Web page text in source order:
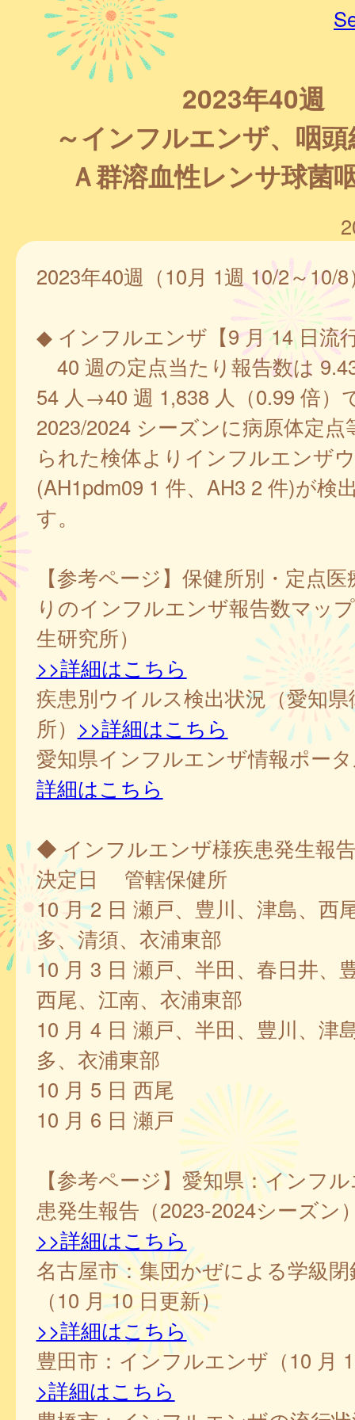
2023年40週
～インフルエンザ、咽
Ａ群溶血性レンサ球菌
2023年40週（10月 1週 10/2～10/8
◆ インフルエンザ【9 月 14 日流
40 週の定点当たり報告数は
54 人→40 週 1,838 人（0.99 倍）
2023/2024 シーズンに病原体定点
られた検体よりインフルエンザ
(AH1pdm09 1 件、AH3 2 件)が検
す。
【参考ページ】保健所別・定点
りのインフルエンザ報告数マッ
生研究所）
>>詳細はこちら
疾患別ウイルス検出状況（愛知県
所） >>詳細はこちら
愛知県インフルエンザ情報ポー
詳細はこちら
◆ インフルエンザ様疾患発生報
決定日 管轄保健所
10 月 2 日 瀬戸、豊川、津島、西
多、清須、衣浦東部
10 月 3 日 瀬戸、半田、春日井、
西尾、江南、衣浦東部
10 月 4 日 瀬戸、半田、豊川、津
多、衣浦東部
10 月 5 日 西尾
10 月 6 日 瀬戸
【参考ページ】愛知県：インフ
患発生報告（2023-2024シーズン
>>詳細はこちら
名古屋市：集団かぜによる学級
（10 月 10 日更新）
>>詳細はこちら
豊田市：インフルエンザ（10 月
>詳細はこちら